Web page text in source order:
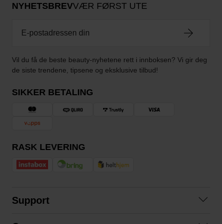
NYHETSBREVVÆR FØRST UTE
Vil du få de beste beauty-nyhetene rett i innboksen? Vi gir deg
de siste trendene, tipsene og eksklusive tilbud!
SIKKER BETALING
RASK LEVERING
Support